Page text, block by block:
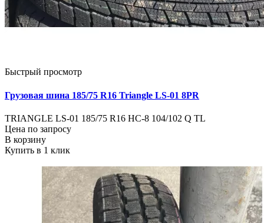
Быстрый просмотр
Грузовая шина 185/75 R16 Triangle LS-01 8PR
TRIANGLE LS-01 185/75 R16 НС-8 104/102 Q TL
Цена по запросу
В корзину
Купить в 1 клик